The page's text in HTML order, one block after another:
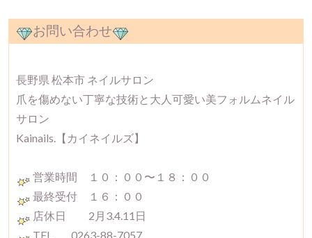
お問い合わせ
長野県 松本市 ネイルサロン
爪を傷めない丁寧な技術と大人可愛い美フォルムネイル
サロン
Kainails.【カイネイルズ】
営業時間 １０：００〜１８：００
最終受付 １６：００
店休日 2月3.4.11日
TEL 0263-88-7057